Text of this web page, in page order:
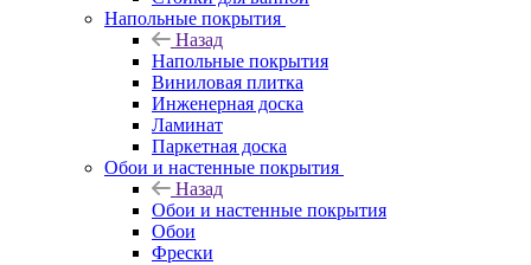
Напольные покрытия
Назад
Напольные покрытия
Виниловая плитка
Инженерная доска
Ламинат
Паркетная доска
Обои и настенные покрытия
Назад
Обои и настенные покрытия
Обои
Фрески